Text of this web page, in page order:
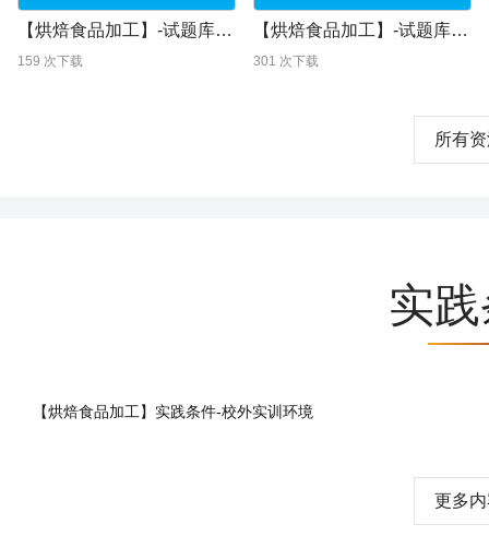
【烘焙食品加工】-试题库-烘焙食品加工试题4参考答案
159 次下载
【烘焙食品加工】-试题库-烘焙食品加工试题4
301 次下载
所有
实
【烘焙食品加工】实践条件-校外实训环境
更多